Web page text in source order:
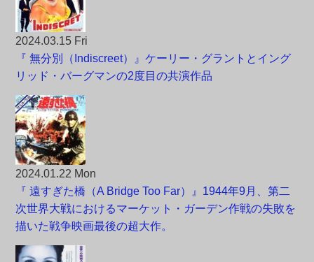
2024.03.15 Fri
『 無分別（Indiscreet）』ケーリー・グラントとイング
リッド・バーグマンの2度目の共演作品
2024.01.22 Mon
『 遠すぎた橋（A Bridge Too Far）』1944年9月、第二
次世界大戦におけるマーケット・ガーデン作戦の失敗を
描いた戦争映画最後の超大作。